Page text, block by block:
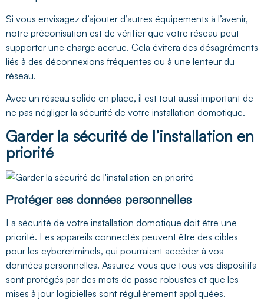
Si vous envisagez d’ajouter d’autres équipements à l’avenir,
notre préconisation est de vérifier que votre réseau peut
supporter une charge accrue. Cela évitera des désagréments
liés à des déconnexions fréquentes ou à une lenteur du
réseau.
Avec un réseau solide en place, il est tout aussi important de
ne pas négliger la sécurité de votre installation domotique.
Garder la sécurité de l’installation en
priorité
Protéger ses données personnelles
La sécurité de votre installation domotique doit être une
priorité. Les appareils connectés peuvent être des cibles
pour les cybercriminels, qui pourraient accéder à vos
données personnelles. Assurez-vous que tous vos dispositifs
sont protégés par des mots de passe robustes et que les
mises à jour logicielles sont régulièrement appliquées.